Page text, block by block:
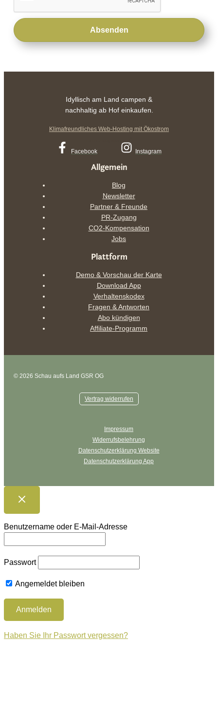
Absenden
Idyllisch am Land campen &
nachhaltig ab Hof einkaufen.
Klimafreundliches Web-Hosting mit Ökostrom
Facebook Instagram
Allgemein
Blog
Newsletter
Partner & Freunde
PR-Zugang
CO2-Kompensation
Jobs
Plattform
Demo & Vorschau der Karte
Download App
Verhaltenskodex
Fragen & Antworten
Abo kündigen
Affiliate-Programm
© 2026 Schau aufs Land GSR OG
Vertrag widerrufen
Impressum
Widerrufsbelehrung
Datenschutzerklärung Website
Datenschutzerklärung App
Benutzername oder E-Mail-Adresse
Passwort
Angemeldet bleiben
Haben Sie Ihr Passwort vergessen?